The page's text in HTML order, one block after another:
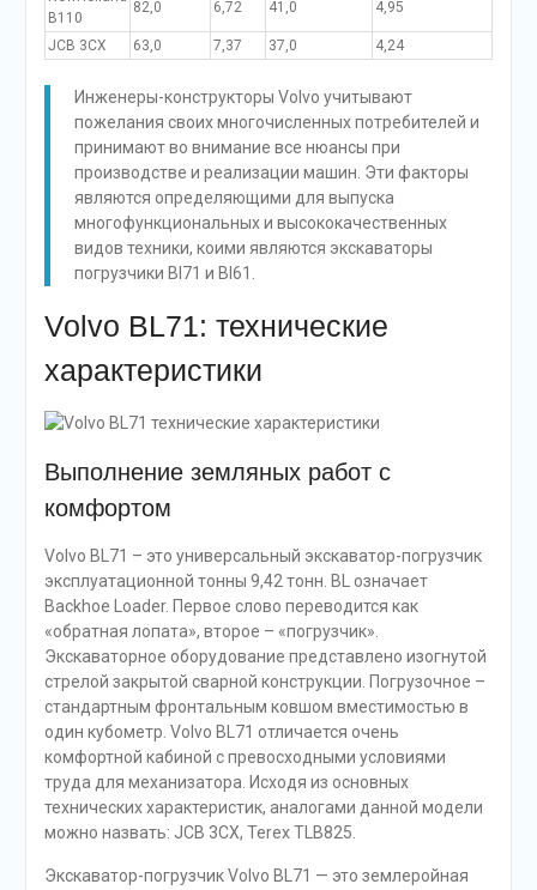
B110
82,0 6,72 41,0 4,95
JCB 3CX 63,0 7,37 37,0 4,24
Инженеры-конструкторы Volvo учитывают
пожелания своих многочисленных потребителей и
принимают во внимание все нюансы при
производстве и реализации машин. Эти факторы
являются определяющими для выпуска
многофункциональных и высококачественных
видов техники, коими являются экскаваторы
погрузчики Bl71 и Bl61.
Volvo BL71: технические
характеристики
Выполнение земляных работ с
комфортом
Volvo BL71 – это универсальный экскаватор-погрузчик
эксплуатационной тонны 9,42 тонн. BL означает
Backhoe Loader. Первое слово переводится как
«обратная лопата», второе – «погрузчик».
Экскаваторное оборудование представлено изогнутой
стрелой закрытой сварной конструкции. Погрузочное –
стандартным фронтальным ковшом вместимостью в
один кубометр. Volvo BL71 отличается очень
комфортной кабиной с превосходными условиями
труда для механизатора. Исходя из основных
технических характеристик, аналогами данной модели
можно назвать: JCB 3CX, Terex TLB825.
Экскаватор-погрузчик Volvo BL71 — это землеройная